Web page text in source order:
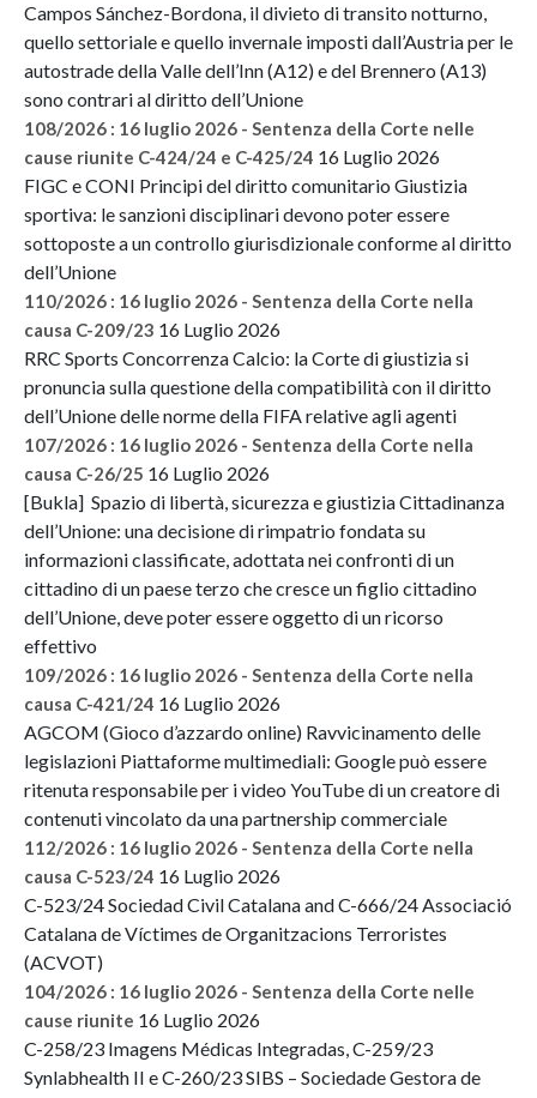
Campos Sánchez-Bordona, il divieto di transito notturno,
quello settoriale e quello invernale imposti dall’Austria per le
autostrade della Valle dell’Inn (A12) e del Brennero (A13)
sono contrari al diritto dell’Unione
108/2026 : 16 luglio 2026 - Sentenza della Corte nelle
cause riunite C-424/24 e C-425/24 16 Luglio 2026
FIGC e CONI Principi del diritto comunitario Giustizia
sportiva: le sanzioni disciplinari devono poter essere
sottoposte a un controllo giurisdizionale conforme al diritto
dell’Unione
110/2026 : 16 luglio 2026 - Sentenza della Corte nella
causa C-209/23 16 Luglio 2026
RRC Sports Concorrenza Calcio: la Corte di giustizia si
pronuncia sulla questione della compatibilità con il diritto
dell’Unione delle norme della FIFA relative agli agenti
107/2026 : 16 luglio 2026 - Sentenza della Corte nella
causa C-26/25 16 Luglio 2026
[Bukla] Spazio di libertà, sicurezza e giustizia Cittadinanza
dell’Unione: una decisione di rimpatrio fondata su
informazioni classificate, adottata nei confronti di un
cittadino di un paese terzo che cresce un figlio cittadino
dell’Unione, deve poter essere oggetto di un ricorso
effettivo
109/2026 : 16 luglio 2026 - Sentenza della Corte nella
causa C-421/24 16 Luglio 2026
AGCOM (Gioco d’azzardo online) Ravvicinamento delle
legislazioni Piattaforme multimediali: Google può essere
ritenuta responsabile per i video YouTube di un creatore di
contenuti vincolato da una partnership commerciale
112/2026 : 16 luglio 2026 - Sentenza della Corte nella
causa C-523/24 16 Luglio 2026
C-523/24 Sociedad Civil Catalana and C-666/24 Associació
Catalana de Víctimes de Organitzacions Terroristes
(ACVOT)
104/2026 : 16 luglio 2026 - Sentenza della Corte nelle
cause riunite 16 Luglio 2026
C-258/23 Imagens Médicas Integradas, C-259/23
Synlabhealth II e C-260/23 SIBS – Sociedade Gestora de